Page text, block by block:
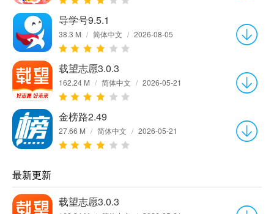
导学号9.5.1
38.3 M / 简体中文 / 2026-08-05
载望志愿3.0.3
162.24 M / 简体中文 / 2026-05-21
金榜路2.49
27.66 M / 简体中文 / 2026-05-21
最新更新
载望志愿3.0.3